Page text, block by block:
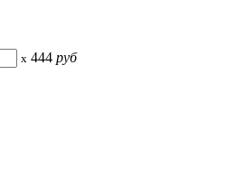
x 444 руб